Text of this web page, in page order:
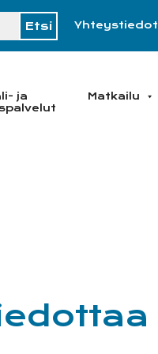
Yhteystiedot
ja
Matkailu